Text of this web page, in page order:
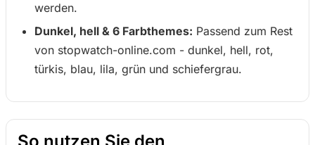
werden.
Dunkel, hell & 6 Farbthemes: Passend zum Rest
von stopwatch-online.com - dunkel, hell, rot,
türkis, blau, lila, grün und schiefergrau.